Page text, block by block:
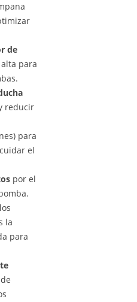
de
para
reducir
para
el
por el
la
para